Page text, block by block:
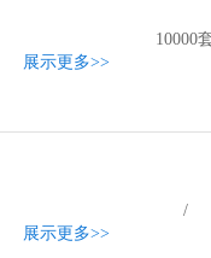
展示更多>>
10000
展示更多>>
/